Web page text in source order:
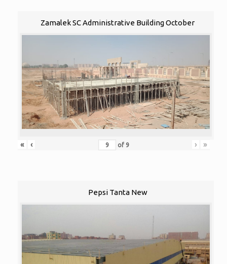
Zamalek SC Administrative Building October
« ‹ of 9 › »
Pepsi Tanta New